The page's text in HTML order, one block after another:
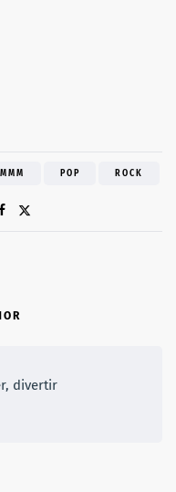
POP ROCK
divertir